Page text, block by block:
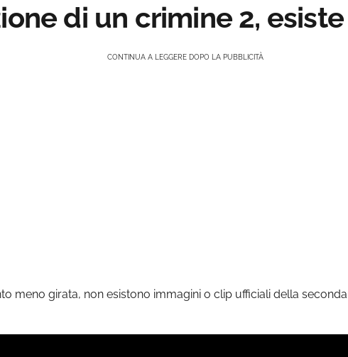
di un crimine 2, esiste
CONTINUA A LEGGERE DOPO LA PUBBLICITÀ
meno girata, non esistono immagini o clip ufficiali della